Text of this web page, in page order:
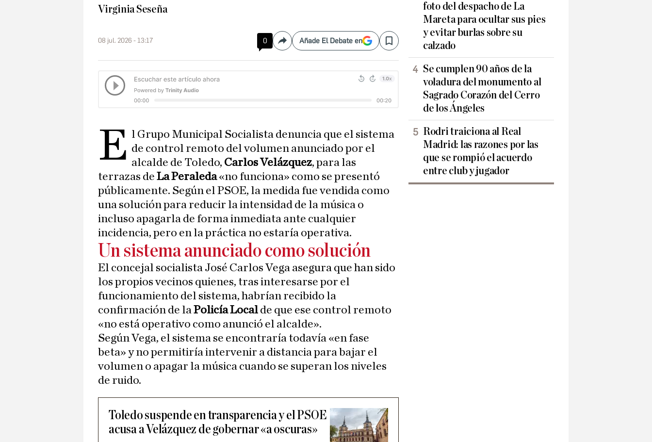
Virginia Seseña
08 jul. 2026 - 13:17 0 CompartirAñade El Debate en Save
E l Grupo Municipal Socialista denuncia que el sistema
de control remoto del volumen anunciado por el
alcalde de Toledo, Carlos Velázquez, para las
terrazas de La Peraleda«no funciona» como se presentó
públicamente. Según el PSOE, la medida fue vendida como
una solución para reducir la intensidad de la música o
incluso apagarla de forma inmediata ante cualquier
incidencia, pero en la práctica no estaría operativa.
Un sistema anunciado como solución
El concejal socialista José Carlos Vega asegura que han sido
los propios vecinos quienes, tras interesarse por el
funcionamiento del sistema, habrían recibido la
confirmación de laPolicía Local de que ese control remoto
«no está operativo como anunció el alcalde».
Según Vega, el sistema se encontraría todavía «en fase
beta» y no permitiría intervenir a distancia para bajar el
volumen o apagar la música cuando se superan los niveles
de ruido.
Toledo suspende en transparencia y el PSOE
acusa a Velázquez de gobernar «a oscuras»
foto del despacho de La
Mareta para ocultar sus pies
y evitar burlas sobre su
calzado
Se cumplen 90 años de la
voladura del monumento al
Sagrado Corazón del Cerro
de los Ángeles
Rodri traiciona al Real
Madrid: las razones por las
que se rompió el acuerdo
entre club y jugador